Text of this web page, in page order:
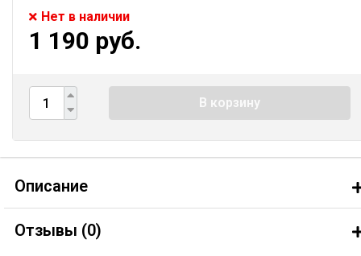
Нет в наличии
1 190 руб.
В корзину
Описание
Отзывы (0)